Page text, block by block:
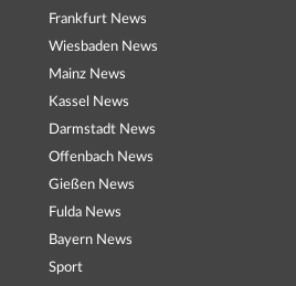
Frankfurt News
Wiesbaden News
Mainz News
Kassel News
Darmstadt News
Offenbach News
Gießen News
Fulda News
Bayern News
Sport